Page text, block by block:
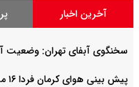
آخرین اخبار
سخنگوی آبفای تهران: وضعیت